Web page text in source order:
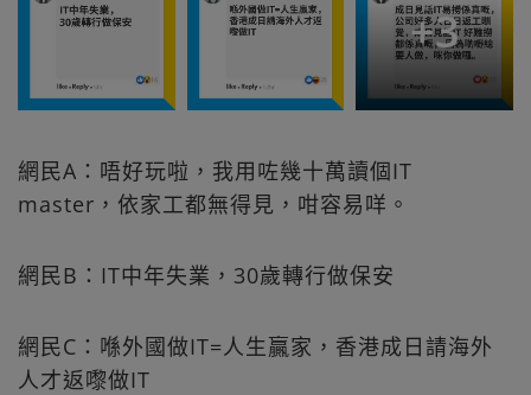
+3
網民A：唔好玩啦，我用咗幾十萬讀個IT
master，依家工都無得見，咁容易咩。
網民B：IT中年失業，30歲轉行做保安
網民C：喺外國做IT=人生贏家，香港成日請海外
人才返嚟做IT